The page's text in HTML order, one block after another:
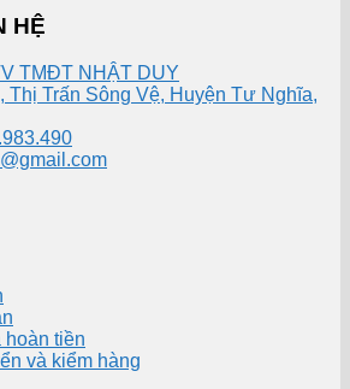
HỆ
TMĐT NHẬT DUY
Thị Trấn Sông Vệ, Huyện Tư Nghĩa,
hoàn tiền
và kiểm hàng